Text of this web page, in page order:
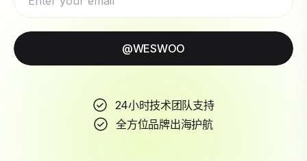
@WESWOO
24小时技术团队支持
全方位品牌出海护航